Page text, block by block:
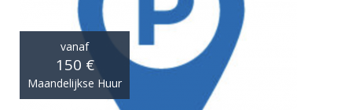
vanaf
150 €
Maandelijkse Huur